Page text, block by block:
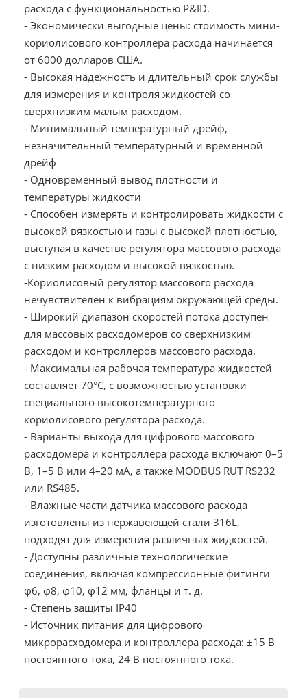
расхода с функциональностью P&ID.
- Экономически выгодные цены: стоимость мини-
кориолисового контроллера расхода начинается
от 6000 долларов США.
- Высокая надежность и длительный срок службы
для измерения и контроля жидкостей со
сверхнизким малым расходом.
- Минимальный температурный дрейф,
незначительный температурный и временной
дрейф
- Одновременный вывод плотности и
температуры жидкости
- Способен измерять и контролировать жидкости с
высокой вязкостью и газы с высокой плотностью,
выступая в качестве регулятора массового расхода
с низким расходом и высокой вязкостью.
-Кориолисовый регулятор массового расхода
нечувствителен к вибрациям окружающей среды.
- Широкий диапазон скоростей потока доступен
для массовых расходомеров со сверхнизким
расходом и контроллеров массового расхода.
- Максимальная рабочая температура жидкостей
составляет 70°C, с возможностью установки
специального высокотемпературного
кориолисового регулятора расхода.
- Варианты выхода для цифрового массового
расходомера и контроллера расхода включают 0–5
В, 1–5 В или 4–20 мА, а также MODBUS RUT RS232
или RS485.
- Влажные части датчика массового расхода
изготовлены из нержавеющей стали 316L,
подходят для измерения различных жидкостей.
- Доступны различные технологические
соединения, включая компрессионные фитинги
φ6, φ8, φ10, φ12 мм, фланцы и т. д.
- Степень защиты IP40
- Источник питания для цифрового
микрорасходомера и контроллера расхода: ±15 В
постоянного тока, 24 В постоянного тока.